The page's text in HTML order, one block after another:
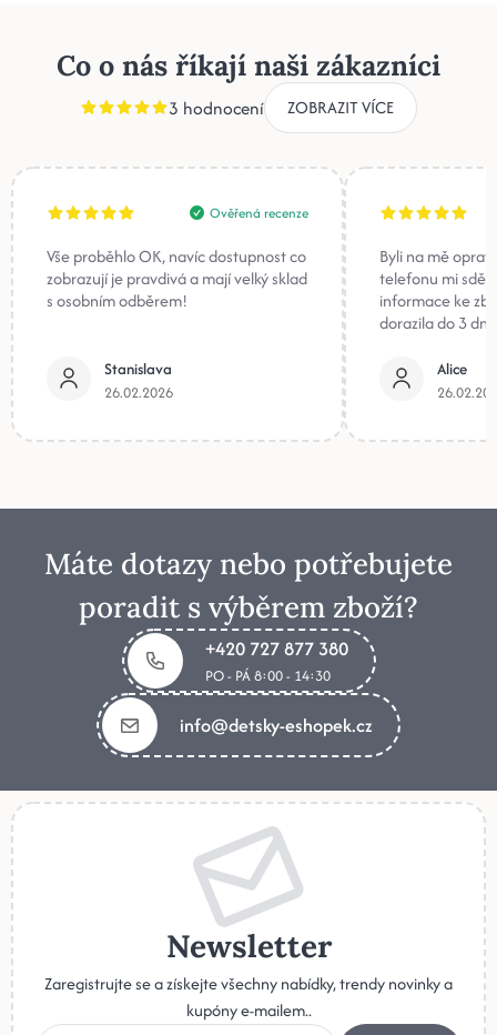
Co o nás říkají naši zákazníci
3 hodnocení ZOBRAZIT VÍCE
Ověřená recenze
Vše proběhlo OK, navíc dostupnost co
zobrazují je pravdivá a mají velký sklad
s osobním odběrem!
Stanislava
26.02.2026
Byli na mě
telefonu mi
informace ke
dorazila do 3
Alice
Máte dotazy nebo potřebujete
poradit s výběrem zboží?
+420 727 877 380
PO - PÁ 8:00 - 14:30
info@detsky-eshopek.cz
Newsletter
Zaregistrujte se a získejte všechny nabídky, trendy novinky a
kupóny e-mailem..